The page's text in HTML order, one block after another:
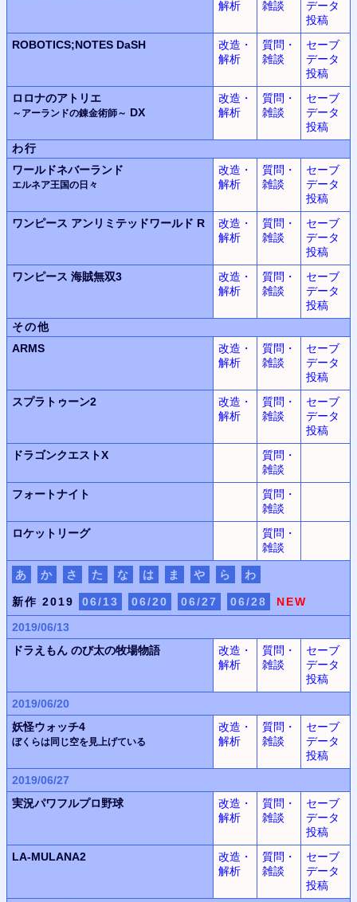
解析
雑談
データ
投稿
ROBOTICS;NOTES DaSH
改造・
解析
質問・
雑談
セーブ
データ
投稿
ロロナのアトリエ
～アーランドの錬金術師～ DX
改造・
解析
質問・
雑談
セーブ
データ
投稿
わ行
ワールドネバーランド
エルネア王国の日々
改造・
解析
質問・
雑談
セーブ
データ
投稿
ワンピース アンリミテッドワールド R
改造・
解析
質問・
雑談
セーブ
データ
投稿
ワンピース 海賊無双3
改造・
解析
質問・
雑談
セーブ
データ
投稿
その他
ARMS
改造・
解析
質問・
雑談
セーブ
データ
投稿
スプラトゥーン2
改造・
解析
質問・
雑談
セーブ
データ
投稿
ドラゴンクエストX
質問・
雑談
フォートナイト
質問・
雑談
ロケットリーグ
質問・
雑談
あ か さ た な は ま や ら わ
新作 2019 06/13 06/20 06/27 06/28
NEW
2019/06/13
ドラえもん のび太の牧場物語
改造・
解析
質問・
雑談
セーブ
データ
投稿
2019/06/20
妖怪ウォッチ4
ぼくらは同じ空を見上げている
改造・
解析
質問・
雑談
セーブ
データ
投稿
2019/06/27
実況パワフルプロ野球
改造・
解析
質問・
雑談
セーブ
データ
投稿
LA-MULANA2
改造・
解析
質問・
雑談
セーブ
データ
投稿